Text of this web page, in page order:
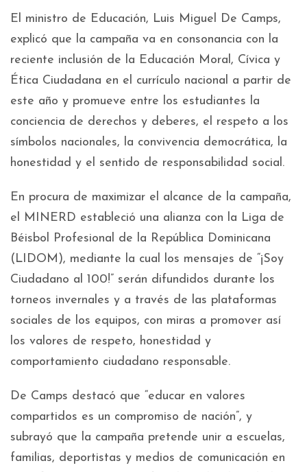
El ministro de Educación, Luis Miguel De Camps,
explicó que la campaña va en consonancia con la
reciente inclusión de la Educación Moral, Cívica y
Ética Ciudadana en el currículo nacional a partir de
este año y promueve entre los estudiantes la
conciencia de derechos y deberes, el respeto a los
símbolos nacionales, la convivencia democrática, la
honestidad y el sentido de responsabilidad social.
En procura de maximizar el alcance de la campaña,
el MINERD estableció una alianza con la Liga de
Béisbol Profesional de la República Dominicana
(LIDOM), mediante la cual los mensajes de “¡Soy
Ciudadano al 100!” serán difundidos durante los
torneos invernales y a través de las plataformas
sociales de los equipos, con miras a promover así
los valores de respeto, honestidad y
comportamiento ciudadano responsable.
De Camps destacó que “educar en valores
compartidos es un compromiso de nación”, y
subrayó que la campaña pretende unir a escuelas,
familias, deportistas y medios de comunicación en